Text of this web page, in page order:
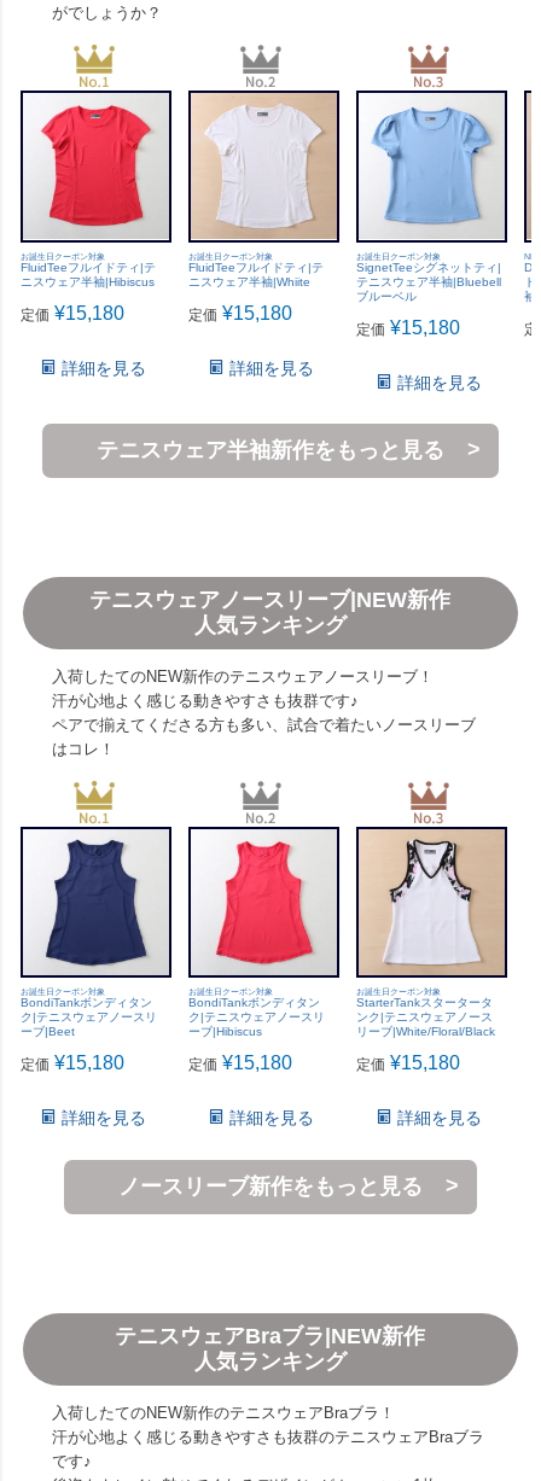
がでしょうか？
お誕生日クーポン対象
FluidTeeフルイドティ|テ
ニスウェア半袖|Hibiscus
定価 ¥15,180
詳細を見る
お誕生日クーポン対象
FluidTeeフルイドティ|テ
ニスウェア半袖|Whiite
定価 ¥15,180
詳細を見る
お誕生日クーポン対象
SignetTeeシグネットティ|
テニスウェア半袖|Bluebell
ブルーベル
定価 ¥15,180
詳細を見る
袖
テニスウェア半袖新作をもっと見る
テニスウェアノースリーブ|NEW新作
人気ランキング
入荷したてのNEW新作のテニスウェアノースリーブ！
汗が心地よく感じる動きやすさも抜群です♪
ペアで揃えてくださる方も多い、試合で着たいノースリーブ
はコレ！
お誕生日クーポン対象
BondiTankボンディタン
ク|テニスウェアノースリ
ーブ|Beet
定価 ¥15,180
詳細を見る
お誕生日クーポン対象
BondiTankボンディタン
ク|テニスウェアノースリ
ーブ|Hibiscus
定価 ¥15,180
詳細を見る
お誕生日クーポン対象
StarterTankスタータータ
ンク|テニスウェアノース
リーブ|White/Floral/Black
定価 ¥15,180
詳細を見る
ノースリーブ新作をもっと見る
テニスウェアBraブラ|NEW新作
人気ランキング
入荷したてのNEW新作のテニスウェアBraブラ！
汗が心地よく感じる動きやすさも抜群のテニスウェアBraブラ
です♪